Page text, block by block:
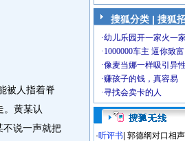
被人指着脊
。黄某认
不说一声就把
搜狐分类 | 搜狐
·听评书 郭德纲对口相